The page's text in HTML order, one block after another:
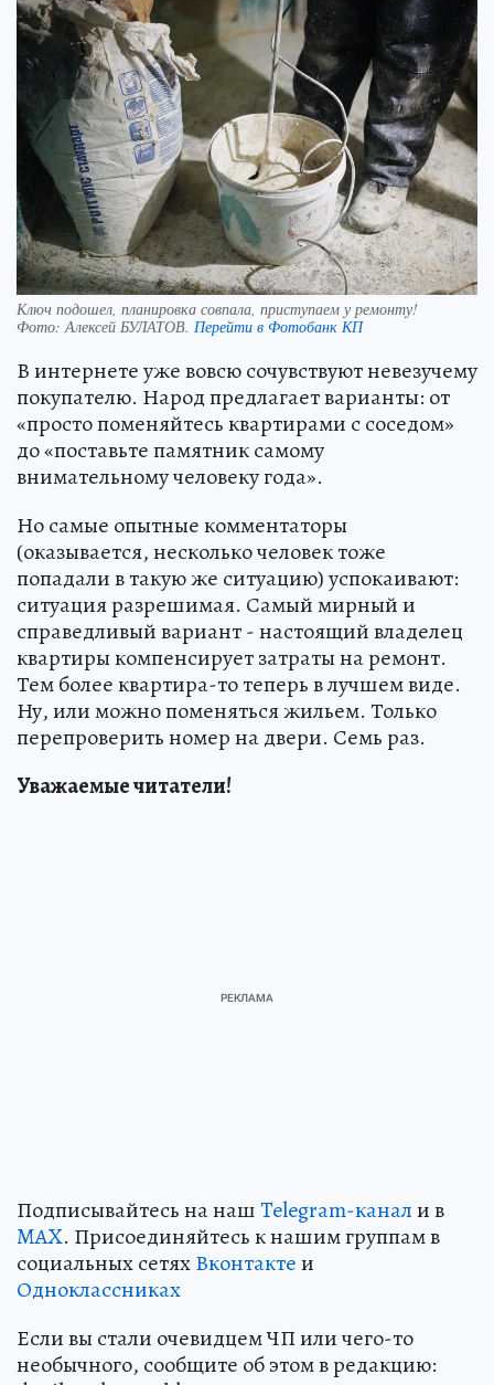
Ключ подошел, планировка совпала, приступаем у ремонту!
Фото:Алексей БУЛАТОВ. Перейти в Фотобанк КП
В интернете уже вовсю сочувствуют невезучему
покупателю. Народ предлагает варианты: от
«просто поменяйтесь квартирами с соседом»
до «поставьте памятник самому
внимательному человеку года».
Но самые опытные комментаторы
(оказывается, несколько человек тоже
попадали в такую же ситуацию) успокаивают:
ситуация разрешимая. Самый мирный и
справедливый вариант - настоящий владелец
квартиры компенсирует затраты на ремонт.
Тем более квартира-то теперь в лучшем виде.
Ну, или можно поменяться жильем. Только
перепроверить номер на двери. Семь раз.
Уважаемые читатели!
Подписывайтесь на нашTelegram-канали в
MAX. Присоединяйтесь к нашим группам в
социальных сетяхВконтактеи
Одноклассниках
Если вы стали очевидцем ЧП или чего-то
необычного, сообщите об этом в редакцию: